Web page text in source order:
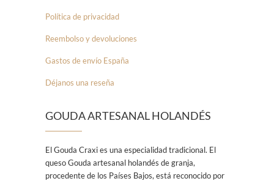
Política de privacidad
Reembolso y devoluciones
Gastos de envío España
Déjanos una reseña
GOUDA ARTESANAL HOLANDÉS
El Gouda Craxi es una especialidad tradicional. El
queso Gouda artesanal holandés de granja,
procedente de los Países Bajos, está reconocido por